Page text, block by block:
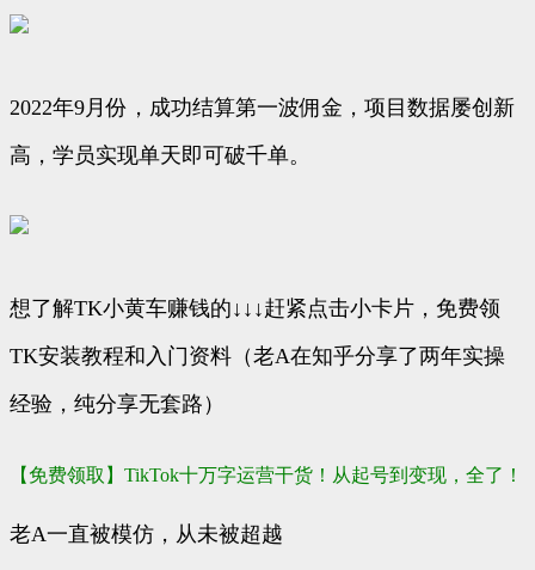
2022年9月份，成功结算第一波佣金，项目数据屡创新
高，学员实现单天即可破千单。
想了解TK小黄车赚钱的↓↓↓赶紧点击小卡片，免费领
TK安装教程和入门资料（老A在知乎分享了两年实操
经验，纯分享无套路）
【免费领取】TikTok十万字运营干货！从起号到变现，全了！
老A一直被模仿，从未被超越